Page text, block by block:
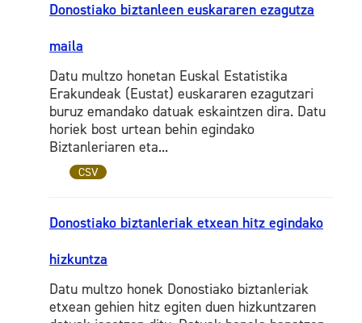
Donostiako biztanleen euskararen ezagutza
maila
Datu multzo honetan Euskal Estatistika
Erakundeak (Eustat) euskararen ezagutzari
buruz emandako datuak eskaintzen dira. Datu
horiek bost urtean behin egindako
Biztanleriaren eta...
CSV
Donostiako biztanleriak etxean hitz egindako
hizkuntza
Datu multzo honek Donostiako biztanleriak
etxean gehien hitz egiten duen hizkuntzaren